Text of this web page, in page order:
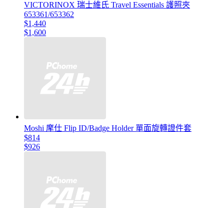
VICTORINOX 瑞士維氏 Travel Essentials 護照夾
653361/653362
$1,440
$1,600
Moshi 摩仕 Flip ID/Badge Holder 單面旋轉證件套
$814
$926